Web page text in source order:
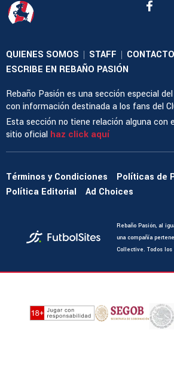
QUIENES SOMOS | STAFF | CONTACTO
ESCRIBE EN REBAÑO PASIÓN
Rebaño Pasión es una sección especial
con información destinada a los fans del
Esta sección no tiene relación alguna con
sitio oficial haz click aquí
Términos y Condiciones
Políticas de
Política Editorial
Ad Choices
Rebaño Pasión, al
una compañía
Collective. Todos